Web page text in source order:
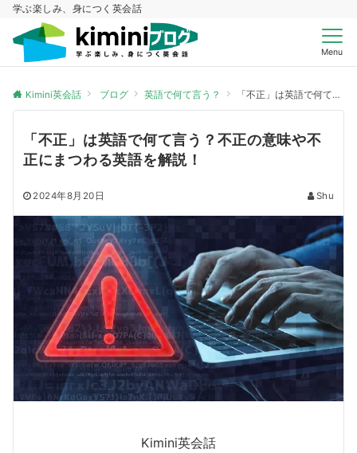
学ぶ楽しみ、身につく英会話
Menu
Kimini英会話 ブログ 英語で何て言う？ 「不正」は英語で何て言う？不正の意味や不正にまつわる英語を解説！
「不正」は英語で何て言う？不正の意味や不
正にまつわる英語を解説！
2024年8月20日 Shu
Kimini英会話